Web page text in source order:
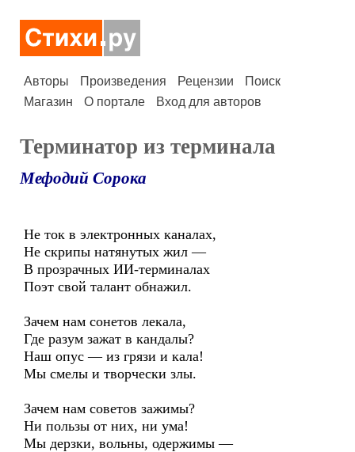
Авторы Произведения Рецензии
Поиск
Магазин
О портале Вход для авторов
Терминатор из терминала
Мефодий Сорока
Не ток в электронных каналах,
Не скрипы натянутых жил —
В прозрачных ИИ-терминалах
Поэт свой талант обнажил.
Зачем нам сонетов лекала,
Где разум зажат в кандалы?
Наш опус — из грязи и кала!
Мы смелы и творчески злы.
Зачем нам советов зажимы?
Ни пользы от них, ни ума!
Мы дерзки, вольны, одержимы —